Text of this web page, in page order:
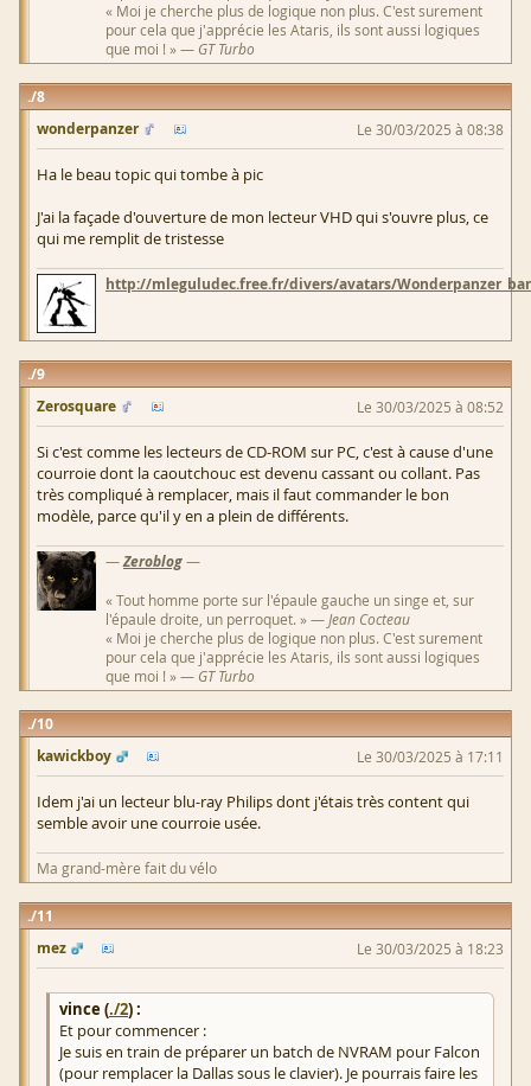
« Moi je cherche plus de logique non plus. C'est surement
pour cela que j'apprécie les Ataris, ils sont aussi logiques
que moi ! » — GT Turbo
8
wonderpanzer
Le 30/03/2025 à 08:38
Ha le beau topic qui tombe à pic
J'ai la façade d'ouverture de mon lecteur VHD qui s'ouvre plus, ce
qui me remplit de tristesse
http://mleguludec.free.fr/divers/avatars/
9
Zerosquare
Le 30/03/2025 à 08:52
Si c'est comme les lecteurs de CD-ROM sur PC, c'est à cause d'une
courroie dont la caoutchouc est devenu cassant ou collant. Pas
très compliqué à remplacer, mais il faut commander le bon
modèle, parce qu'il y en a plein de différents.
—Zeroblog—
« Tout homme porte sur l'épaule gauche un singe et, sur
l'épaule droite, un perroquet. » — Jean Cocteau
« Moi je cherche plus de logique non plus. C'est surement
pour cela que j'apprécie les Ataris, ils sont aussi logiques
que moi ! » — GT Turbo
10
kawickboy
Le 30/03/2025 à 17:11
Idem j'ai un lecteur blu-ray Philips dont j'étais très content qui
semble avoir une courroie usée.
Ma grand-mère fait du vélo
11
mez
Le 30/03/2025 à 18:23
vince (./2) :
Et pour commencer :
Je suis en train de préparer un batch de NVRAM pour Falcon
(pour remplacer la Dallas sous le clavier). Je pourrais faire les